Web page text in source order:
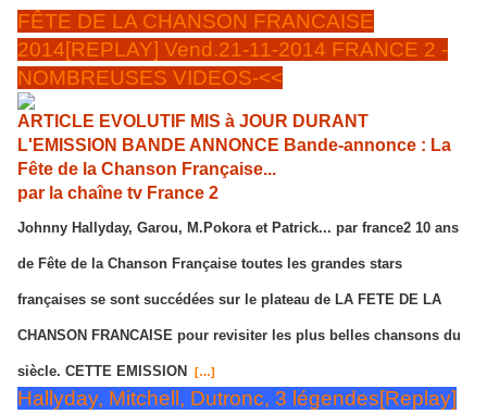
FÊTE DE LA CHANSON FRANCAISE
2014[REPLAY] Vend.21-11-2014 FRANCE 2 -
NOMBREUSES VIDEOS-<<
ARTICLE EVOLUTIF MIS à JOUR DURANT
L'EMISSION BANDE ANNONCE Bande-annonce : La
Fête de la Chanson Française...
par la chaîne tv France 2
Johnny Hallyday, Garou, M.Pokora et Patrick... par france2 10 ans
de Fête de la Chanson Française toutes les grandes stars
françaises se sont succédées sur le plateau de LA FETE DE LA
CHANSON FRANCAISE pour revisiter les plus belles chansons du
siècle. CETTE EMISSION […]
Hallyday, Mitchell, Dutronc, 3 légendes[Replay]